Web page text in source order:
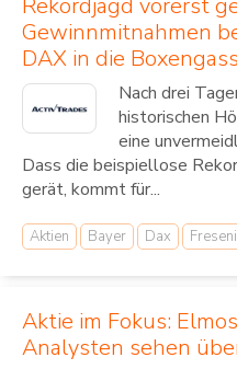
Rekordjagd vorerst
Gewinnmitnahmen
DAX in die
Nach drei
historischen
eine
Dass die beispiellose
gerät, kommt für...
Aktien Bayer Dax
Aktie im Fokus:
Analysten sehen